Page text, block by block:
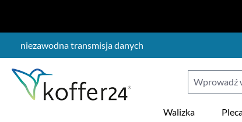
niezawodna transmisja danych
Walizka